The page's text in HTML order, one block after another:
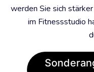
werden Sie sich
im Fitnessstudio